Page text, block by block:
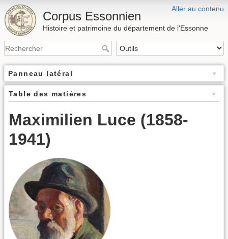
Aller au contenu
Corpus Essonnien
Histoire et patrimoine du département de l'Essonne
Panneau latéral
Table des matières
Maximilien Luce (1858-
1941)